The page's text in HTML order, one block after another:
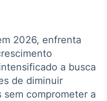
Broadcast
Político
bastidores da
2026, enfrenta
a busca
de diminuir
sem comprometer a